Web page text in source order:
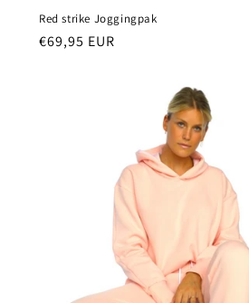
Red strike Joggingpak
Normale
€69,95 EUR